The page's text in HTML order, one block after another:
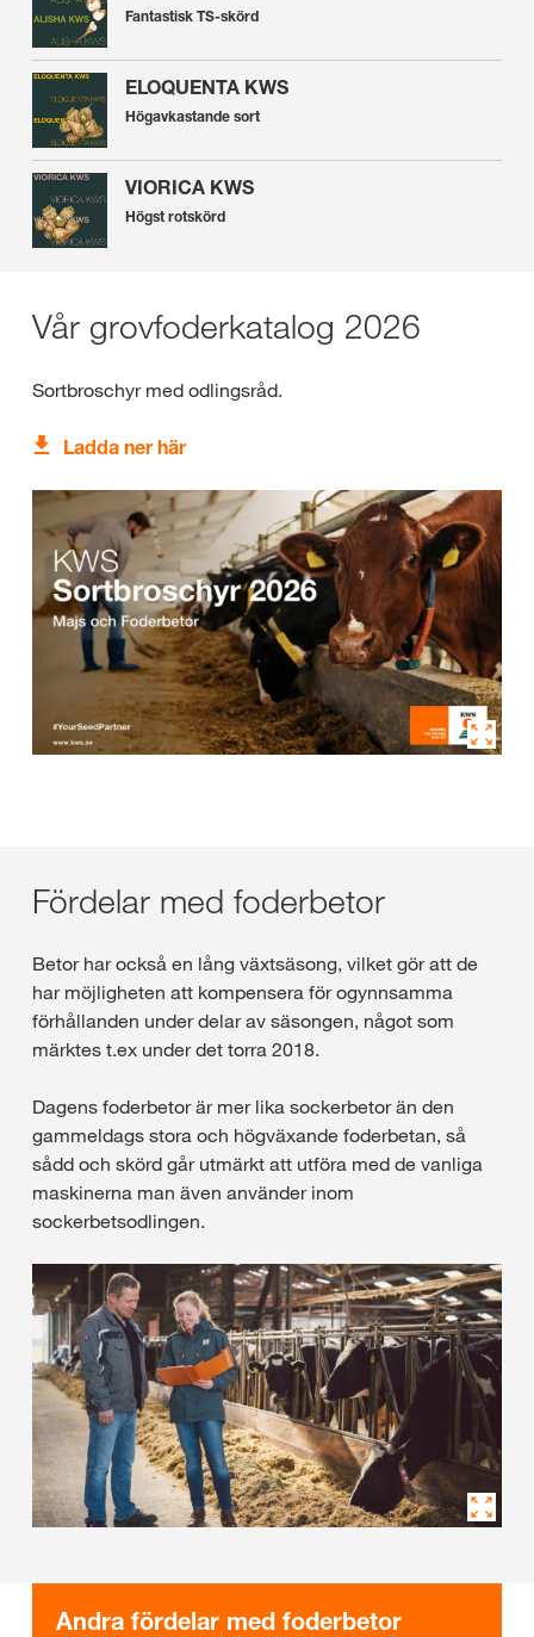
Fantastisk TS-skörd
ELOQUENTA KWS
Högavkastande sort
VIORICA KWS
Högst rotskörd
Vår grovfoderkatalog 2026
Sortbroschyr med odlingsråd.
Ladda ner här
Fördelar med foderbetor
Betor har också en lång växtsäsong, vilket gör att de
har möjligheten att kompensera för ogynnsamma
förhållanden under delar av säsongen, något som
märktes t.ex under det torra 2018.
Dagens foderbetor är mer lika sockerbetor än den
gammeldags stora och högväxande foderbetan, så
sådd och skörd går utmärkt att utföra med de vanliga
maskinerna man även använder inom
sockerbetsodlingen.
Andra fördelar med foderbetor